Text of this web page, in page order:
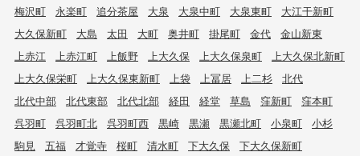
梅沢町
永楽町 追分茶屋 大泉 大泉中町 大泉東町
大江干新町
大久保新町
大島 太田 大町 奥井町 掛尾町 金代
金山新東
上赤江
上赤江町 上飯野 上大久保 上大久保泉町
上大久保北新町
上大久保栄町
上大久保東新町 上袋 上冨居 上二杉
北代
北代中部
北代東部 北代北部 経田 経堂 草島 窪新町
窪本町
呉羽町
呉羽町北 呉羽町西 黒崎 黒瀬 黒瀬北町 小泉町
小杉
駒見
五福 才覚寺 桜町 清水町 下大久保
下大久保新町